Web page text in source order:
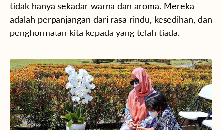
tidak hanya sekadar warna dan aroma. Mereka
adalah perpanjangan dari rasa rindu, kesedihan, dan
penghormatan kita kepada yang telah tiada.